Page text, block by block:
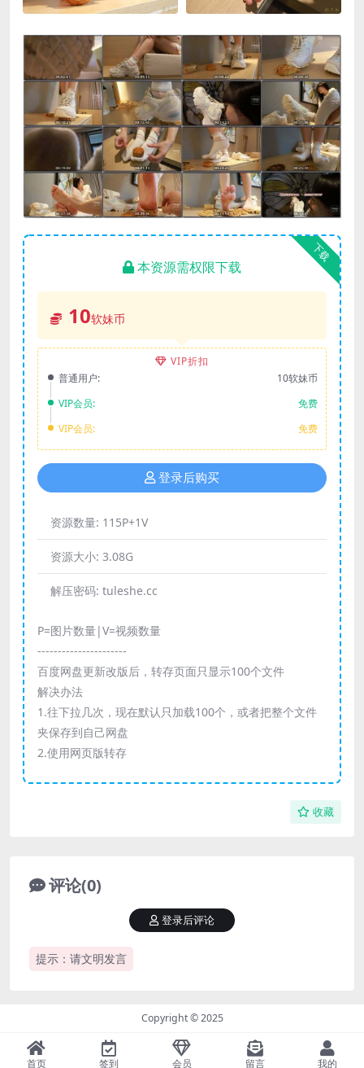
下载
本资源需权限下载
10软妹币
VIP折扣
普通用户:
10软妹币
VIP会员:
免费
VIP会员:
免费
登录后购买
资源数量: 115P+1V
资源大小: 3.08G
解压密码: tuleshe.cc
P=图片数量|V=视频数量
----------------------
百度网盘更新改版后，转存页面只显示100个文件
解决办法
1.往下拉几次，现在默认只加载100个，或者把整个文件
夹保存到自己网盘
2.使用网页版转存
收藏
评论(0)
提示：请文明发言
登录后评论
Copyright © 2025
首页 签到 会员 留言 我的